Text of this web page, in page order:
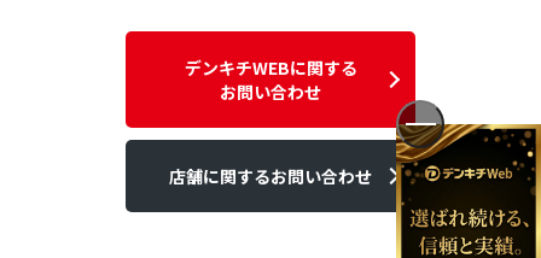
デンキチWEBに関する
お問い合わせ
店舗に関するお問い合わせ